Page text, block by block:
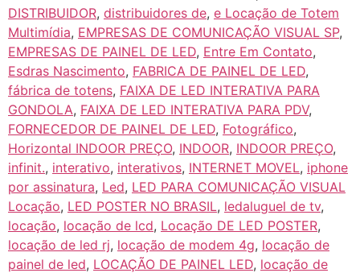
DISTRIBUIDOR, distribuidores de, e Locação de Totem
Multimídia, EMPRESAS DE COMUNICAÇÃO VISUAL SP,
EMPRESAS DE PAINEL DE LED, Entre Em Contato,
Esdras Nascimento, FABRICA DE PAINEL DE LED,
fábrica de totens, FAIXA DE LED INTERATIVA PARA
GONDOLA, FAIXA DE LED INTERATIVA PARA PDV,
FORNECEDOR DE PAINEL DE LED, Fotográfico,
Horizontal INDOOR PREÇO, INDOOR, INDOOR PREÇO,
infinit., interativo, interativos, INTERNET MOVEL, iphone
por assinatura, Led, LED PARA COMUNICAÇÃO VISUAL
Locação, LED POSTER NO BRASIL, ledaluguel de tv,
locação, locação de lcd, Locação DE LED POSTER,
locação de led rj, locação de modem 4g, locação de
painel de led, LOCAÇÃO DE PAINEL LED, locação de